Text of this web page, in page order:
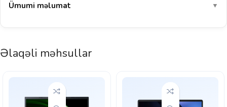
Ümumi məlumat ▼
Əlaqəli məhsullar